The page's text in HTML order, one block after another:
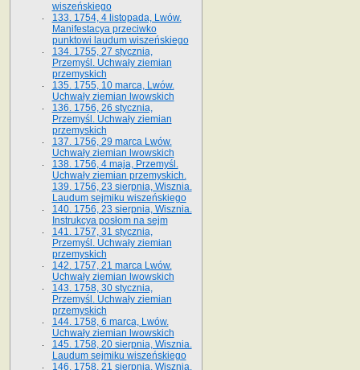
wiszeńskiego
133. 1754, 4 listopada, Lwów.
Manifestacya przeciwko
punktowi laudum wiszeńskiego
134. 1755, 27 stycznia,
Przemyśl. Uchwały ziemian
przemyskich
135. 1755, 10 marca, Lwów.
Uchwały ziemian lwowskich
136. 1756, 26 stycznia,
Przemyśl. Uchwały ziemian
przemyskich
137. 1756, 29 marca Lwów.
Uchwały ziemian lwowskich
138. 1756, 4 maja, Przemyśl.
Uchwały ziemian przemyskich.
139. 1756, 23 sierpnia, Wisznia.
Laudum sejmiku wiszeńskiego
140. 1756, 23 sierpnia, Wisznia.
Instrukcya posłom na sejm
141. 1757, 31 stycznia,
Przemyśl. Uchwały ziemian
przemyskich
142. 1757, 21 marca Lwów.
Uchwały ziemian lwowskich
143. 1758, 30 stycznia,
Przemyśl. Uchwały ziemian
przemyskich
144. 1758, 6 marca, Lwów.
Uchwały ziemian lwowskich
145. 1758, 20 sierpnia, Wisznia.
Laudum sejmiku wiszeńskiego
146. 1758, 21 sierpnia, Wisznia.